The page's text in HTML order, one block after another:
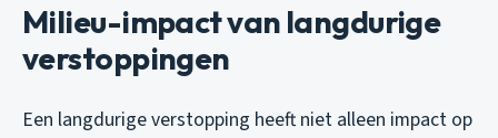
Milieu-impact van langdurige
verstoppingen
Een langdurige verstopping heeft niet alleen impact op